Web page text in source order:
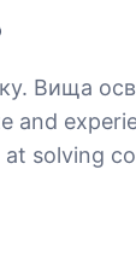
освіта.
and
solving